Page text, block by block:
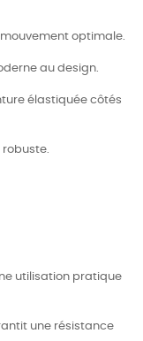
optimale.
au design.
élastiquée côtés
robuste.
utilisation pratique
une résistance